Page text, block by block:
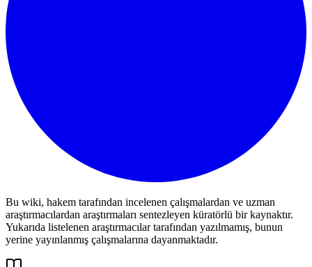
Bu wiki, hakem tarafından incelenen çalışmalardan ve uzman
araştırmacılardan araştırmaları sentezleyen küratörlü bir kaynaktır.
Yukarıda listelenen araştırmacılar tarafından yazılmamış, bunun
yerine yayınlanmış çalışmalarına dayanmaktadır.